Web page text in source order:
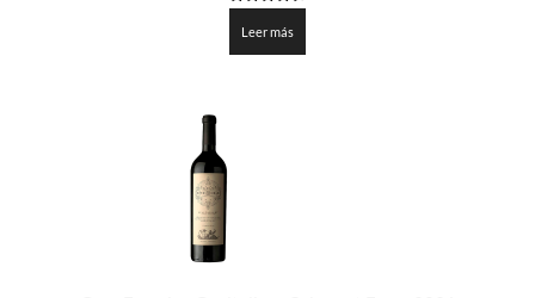
de 5
Leer más